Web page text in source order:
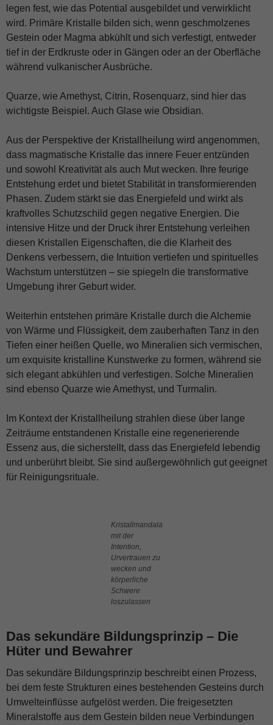
legen fest, wie das Potential ausgebildet und verwirklicht
wird. Primäre Kristalle bilden sich, wenn geschmolzenes
Gestein oder Magma abkühlt und sich verfestigt, entweder
tief in der Erdkruste oder in Gängen oder an der Oberfläche
während vulkanischer Ausbrüche.
Quarze, wie Amethyst, Citrin, Rosenquarz, sind hier das
wichtigste Beispiel. Auch Glase wie Obsidian.
Aus der Perspektive der Kristallheilung wird angenommen,
dass magmatische Kristalle das innere Feuer entzünden
und sowohl Kreativität als auch Mut wecken. Ihre feurige
Entstehung erdet und bietet Stabilität in transformierenden
Phasen. Zudem stärkt sie das Energiefeld und wirkt als
kraftvolles Schutzschild gegen negative Energien. Die
intensive Hitze und der Druck ihrer Entstehung verleihen
diesen Kristallen Eigenschaften, die die Klarheit des
Denkens verbessern, die Intuition vertiefen und spirituelles
Wachstum unterstützen – sie spiegeln die transformative
Umgebung ihrer Geburt wider.
Weiterhin entstehen primäre Kristalle durch die Alchemie
von Wärme und Flüssigkeit, dem zauberhaften Tanz in den
Tiefen einer heißen Quelle, wo Mineralien sich vermischen,
um exquisite kristalline Kunstwerke zu formen, während sie
sich elegant abkühlen und verfestigen. Solche Mineralien
sind ebenso Quarze wie Amethyst, und Turmalin.
Im Kontext der Kristallheilung strahlen diese über lange
Zeiträume entstandenen Kristalle eine regenerierende
Essenz aus, die sicherstellt, dass das Energiefeld lebendig
und unberührt bleibt. Sie sind außergewöhnlich gut geeignet
für Reinigungsrituale.
Kristallmandala
mit der
Intention,
Urvertrauen zu
wecken und
körperliche
Schwere
loszulassen
Das sekundäre Bildungsprinzip – Die
Hüter und Bewahrer
Das sekundäre Bildungsprinzip beschreibt einen Prozess,
bei dem feste Strukturen eines bestehenden Gesteins durch
Umwelteinflüsse aufgelöst werden. Die freigesetzten
Mineralstoffe aus dem Gestein bilden neue Verbindungen